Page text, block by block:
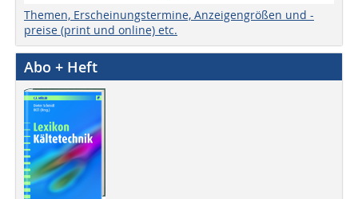
Themen, Erscheinungstermine, Anzeigengrößen und -
preise (print und online) etc.
Abo + Heft